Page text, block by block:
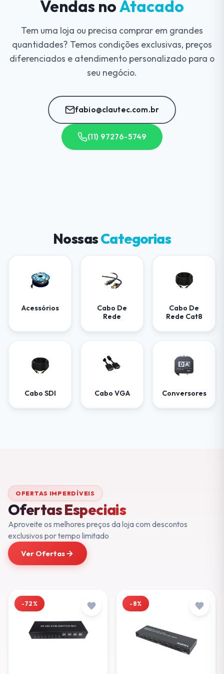
Vendas noAtacado
Tem uma loja ou precisa comprar em grandes
quantidades? Temos condições exclusivas, preços
diferenciados e atendimento personalizado para o
seu negócio.
fabio@clautec.com.br
(11) 97276-5749
NossasCategorias
Acessórios
Cabo De
Rede
Cabo De
Rede Cat8
Cabo SDI Cabo VGA Conversores
OFERTAS IMPERDÍVEIS
Ofertas Especiais
Aproveite os melhores preços da loja com descontos
exclusivos por tempo limitado
Ver Ofertas
-72% -8%